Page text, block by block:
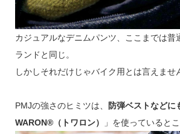
カジュアルなデニムパンツ、ここまでは普
ランドと同じ。
しかしそれだけじゃバイク用とは言えませ
PMJの強さのヒミツは、 防弾ベストなどに
WARON®（トワロン）
」を使っているとこ